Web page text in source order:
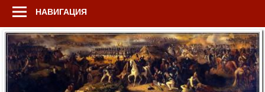
НАВИГАЦИЯ